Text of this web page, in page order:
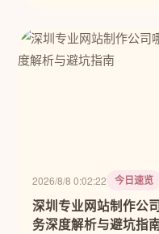
2026/8/8 0:02:22 今日速览
深圳专业网站制作公
务深度解析与避坑指